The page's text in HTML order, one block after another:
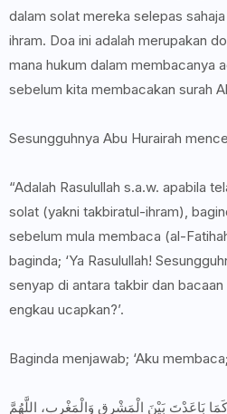
dalam solat mereka selepas
ihram. Doa ini adalah merupakan
mana hukum dalam membacanya
sebelum kita membacakan surah
Sesungguhnya Abu Hurairah
“Adalah Rasulullah s.a.w. apabila
solat (yakni takbiratul-ihram),
sebelum mula membaca (al-
baginda; ‘Ya Rasulullah!
senyap di antara takbir dan
engkau ucapkan?’.
Baginda menjawab; ‘Aku membaca;
بَاعَدْتَ بَيْنَ الْمَشْرِقِ وَالْمَغْرِبِ، اللَّهُمَّ